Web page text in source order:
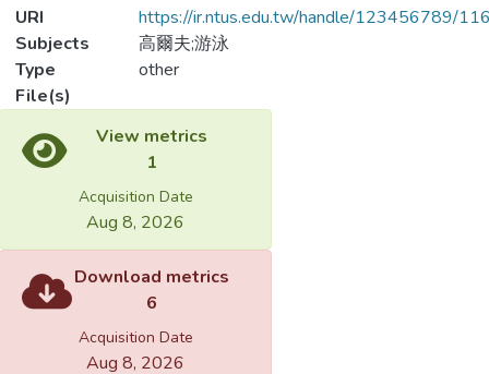
URI
https://ir.ntus.edu.tw/handle/123456789/
Subjects
高爾夫;游泳
Type
other
File(s)
Loading...
Loading...
Name
332301.pdf
Size